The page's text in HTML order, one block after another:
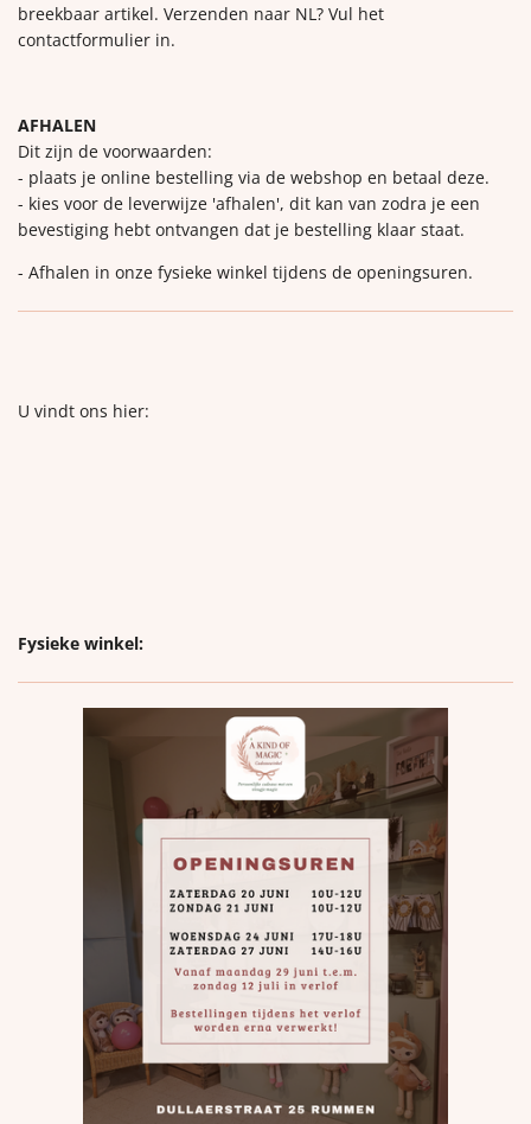
breekbaar artikel. Verzenden naar NL? Vul het
contactformulier in.
AFHALEN
Dit zijn de voorwaarden:
- plaats je online bestelling via de webshop en betaal deze.
- kies voor de leverwijze 'afhalen', dit kan van zodra je een
bevestiging hebt ontvangen dat je bestelling klaar staat.
- Afhalen in onze fysieke winkel tijdens de openingsuren.
U vindt ons hier:
Fysieke winkel: